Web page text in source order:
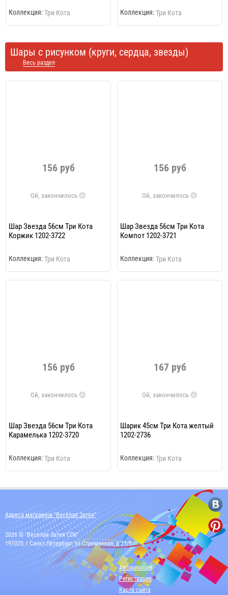
Коллекция:Три Кота Коллекция:Три Кота
Шары с рисунком (круги, сердца, звезды)
Весь раздел
156 руб
Шар Звезда 56см Три Кота
Коржик 1202-3722
Коллекция:Три Кота
156 руб
Шар Звезда 56см Три Кота
Компот 1202-3721
Коллекция:Три Кота
156 руб
Шар Звезда 56см Три Кота
Карамелька 1202-3720
Коллекция:Три Кота
167 руб
Шарик 45см Три Кота желтый
1202-2736
Коллекция:Три Кота
Адреса магазинов "Весёлая Затея"
2026 © "Весёлая Затея СПб"
191025, г Санкт-Петербург, ул Стремянная, д 21/5
Авторизация
Регистрация
Карта сайта